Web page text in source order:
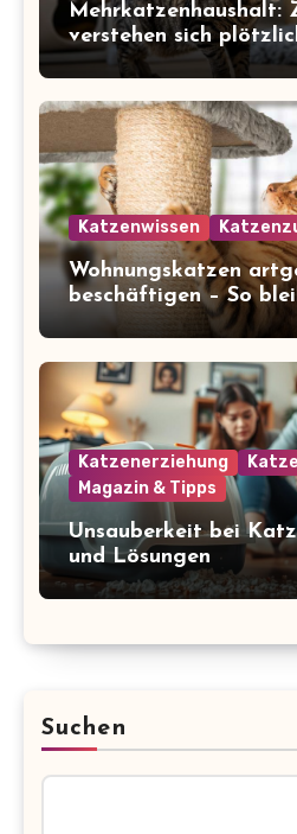
Mehrkatzenhaushalt:
verstehen sich
Katzenwissen
Wohnungskatzen
beschäftigen – So
glücklich und gesund
Katzenerziehung
Magazin & Tipps
Unsauberkeit bei
und Lösungen
Suchen